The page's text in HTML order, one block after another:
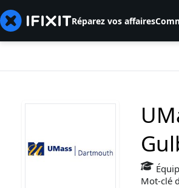
Réparez vos affaires
Mot-clé